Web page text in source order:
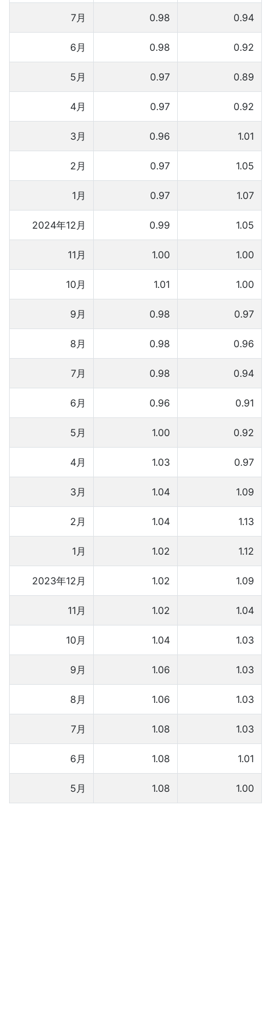
7月 0.98 0.94
6月 0.98 0.92
5月 0.97 0.89
4月 0.97 0.92
3月 0.96 1.01
2月 0.97 1.05
1月 0.97 1.07
2024年12月 0.99 1.05
11月 1.00 1.00
10月 1.01 1.00
9月 0.98 0.97
8月 0.98 0.96
7月 0.98 0.94
6月 0.96 0.91
5月 1.00 0.92
4月 1.03 0.97
3月 1.04 1.09
2月 1.04 1.13
1月 1.02 1.12
2023年12月 1.02 1.09
11月 1.02 1.04
10月 1.04 1.03
9月 1.06 1.03
8月 1.06 1.03
7月 1.08 1.03
6月 1.08 1.01
5月 1.08 1.00